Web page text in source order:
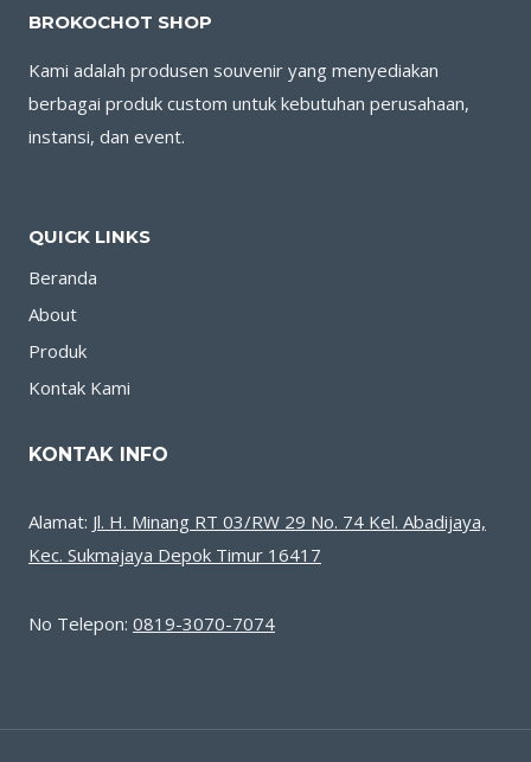
BROKOCHOT SHOP
Kami adalah produsen souvenir yang menyediakan
berbagai produk custom untuk kebutuhan perusahaan,
instansi, dan event.
QUICK LINKS
Beranda
About
Produk
Kontak Kami
KONTAK INFO
Alamat: Jl. H. Minang RT 03/RW 29 No. 74 Kel. Abadijaya,
Kec. Sukmajaya Depok Timur 16417
No Telepon: 0819-3070-7074